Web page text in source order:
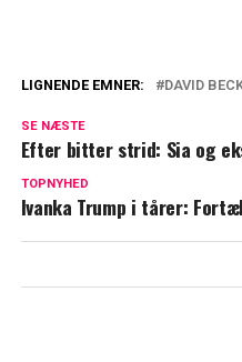
aften hver dag i
beløb for
LIGNENDE EMNER: DAVID
SE NÆSTE
Efter bitter strid: Sia og
TOPNYHED
Ivanka Trump i tårer: